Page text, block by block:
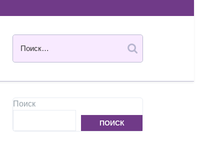
Поиск
ПОИСК